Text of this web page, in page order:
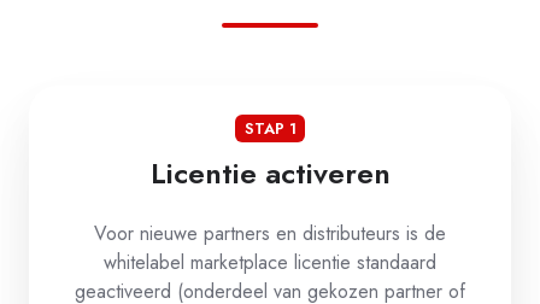
STAP 1
Licentie activeren
Voor nieuwe partners en distributeurs is de
whitelabel marketplace licentie standaard
geactiveerd (onderdeel van gekozen partner of